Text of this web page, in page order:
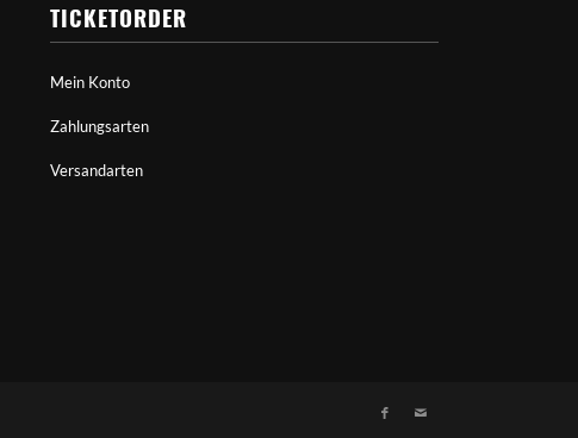
TICKETORDER
Mein Konto
Zahlungsarten
Versandarten